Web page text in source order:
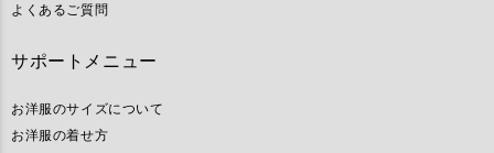
よくあるご質問
サポートメニュー
お洋服のサイズについて
お洋服の着せ方